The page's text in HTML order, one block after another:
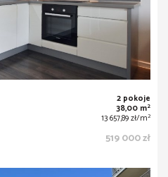
2 pokoje
38,00 m2
13 657,89 zł/m2
519 000 zł